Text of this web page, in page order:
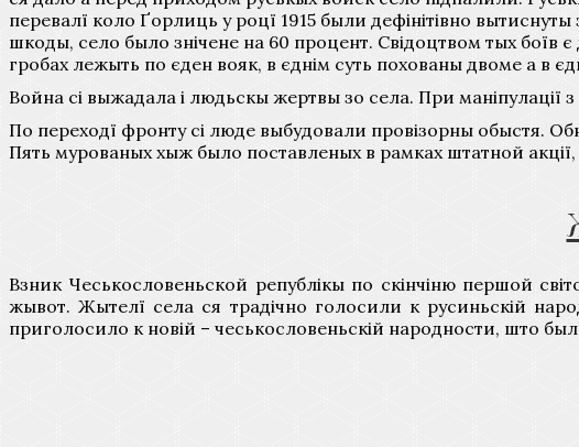
перевалї коло Ґорлиць у роцї 1915 были дефінітівно
шкоды, село было знічене на 60 процент. Свідоцтвом тых боїв
гробах лежыть по єден вояк, в єднім суть похованы двоме а в
Война сі выжадала і людьскы жертвы зо села. При маніпулації
По переходї фронту сі люде выбудовали провізорны обыстя.
Пять мурованых хыж было поставленых в рамках штатной
Взник Чеськословеньской републікы по скінчіню першой
жывот. Жытелї села ся традічно голосили к русиньскій
приголосило к новій – чеськословеньскій народности, што